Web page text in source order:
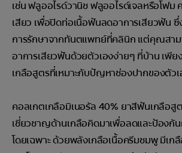
เช่น ฟลูออไรด์วานิช ฟลูออไรด์เจลหรือโฟม
เสียว เพื่อปิดท่อเนื้อฟันลดอาการเสียวฟัน ซึ่
การรักษาจากทันตแพทย์ที่คลินิก แต่คุณสาม
อาการเสียวฟันด้วยตัวเองง่ายๆ ที่บ้าน เพีย
เกลือสูตรที่เหมาะกับปัญหาช่องปากของตัว
คอลเกตเกลือมิเนอรัล 40% ยาสีฟันเกลือสู
เชี่ยวชาญด้านเกลือคิดมาเพื่อลดและป้องกั
โดยเฉพาะ ด้วยพลังเกลือเนื้อครีมชมพู มีเก